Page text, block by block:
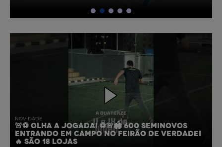
NOVIDADE
🚨⚽ OLHA A JOGADA! ⚽🚨🏟️ 600 SEMINOVOS
ENTRANDO EM CAMPO NO FEIRÃO DE VERDADE!
🔥 SÃO 18 LOJAS